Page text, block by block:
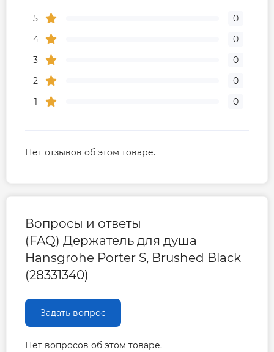
5
0
4
0
3
0
2
0
1
0
Нет отзывов об этом товаре.
Вопросы и ответы
(FAQ) Держатель для душа
Hansgrohe Porter S, Brushed Black
(28331340)
Задать вопрос
Нет вопросов об этом товаре.